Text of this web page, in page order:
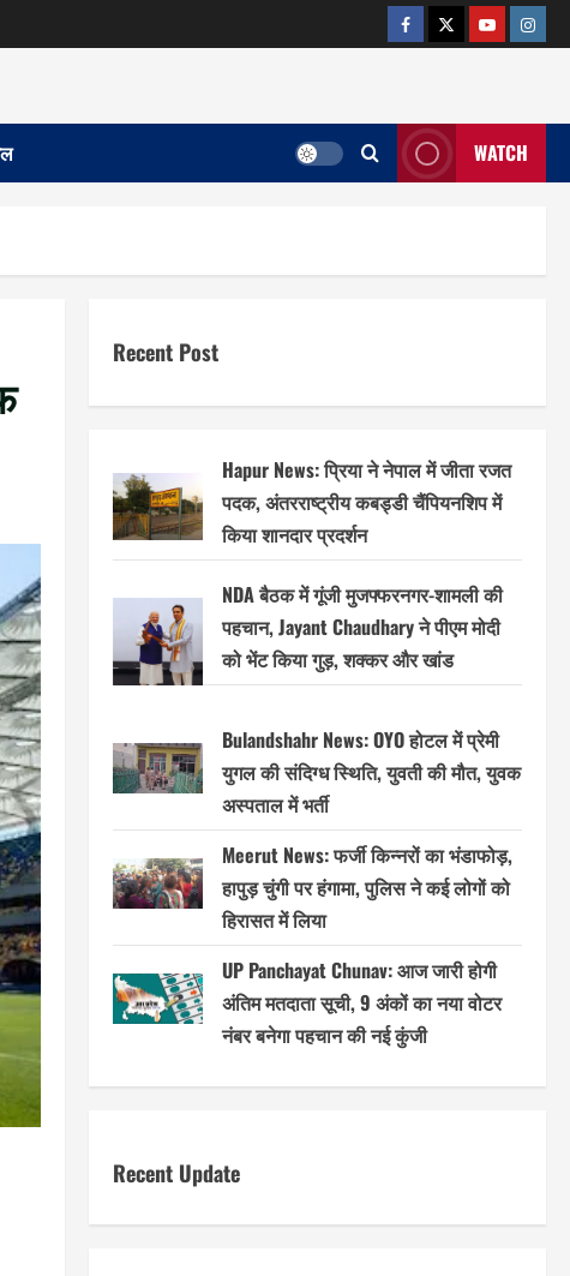
facebooktwitter
WATCH
Recent Post
Hapur News: प्रिया ने नेपाल में जीता रजत
पदक, अंतरराष्ट्रीय कबड्डी चैंपियनशिप में
किया शानदार प्रदर्शन
NDA बैठक में गूंजी मुजफ्फरनगर-शामली की
पहचान, Jayant Chaudhary ने पीएम मोदी
को भेंट किया गुड़, शक्कर और खांड
Bulandshahr News: OYO होटल में प्रेमी
युगल की संदिग्ध स्थिति, युवती की मौत, युवक
अस्पताल में भर्ती
Meerut News: फर्जी किन्नरों का भंडाफोड़,
हापुड़ चुंगी पर हंगामा, पुलिस ने कई लोगों को
हिरासत में लिया
UP Panchayat Chunav: आज जारी होगी
अंतिम मतदाता सूची, 9 अंकों का नया वोटर
नंबर बनेगा पहचान की नई कुंजी
Recent Update